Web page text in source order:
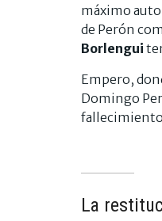
máximo
de Perón
Borlengui
Empero,
Domingo
La